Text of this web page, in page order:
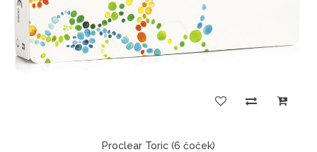
Proclear Toric (6 čoček)